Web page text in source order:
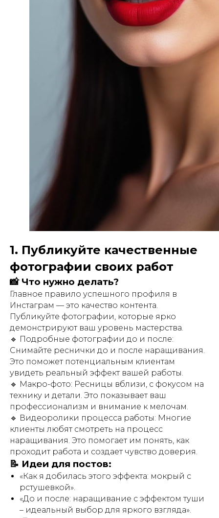
1. Публикуйте качественные
фотографии своих работ
📸 Что нужно делать?
Главное правило успешного профиля в
Инстаграм — это качество контента.
Публикуйте фотографии, которые ярко
демонстрируют ваш уровень мастерства.
🔹 Подробные фотографии до и после:
Снимайте реснички до и после наращивания.
Это поможет потенциальным клиентам
увидеть реальный эффект вашей работы.
🔹 Макро-фото: Ресницы вблизи, с фокусом на
технику и детали. Это показывает ваш
профессионализм и внимание к мелочам.
🔹 Видеоролики процесса работы: Многие
клиенты любят смотреть на процесс
наращивания. Это помогает им понять, как
проходит работа и создает чувство доверия.
📝 Идеи для постов:
«Как я добилась этого эффекта: мокрый с
рстушевкой».
«До и после: наращивание с эффектом туши
– идеальный выбор для яркого взгляда».